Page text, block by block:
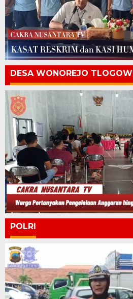
DESA WONOREJO
POLRI